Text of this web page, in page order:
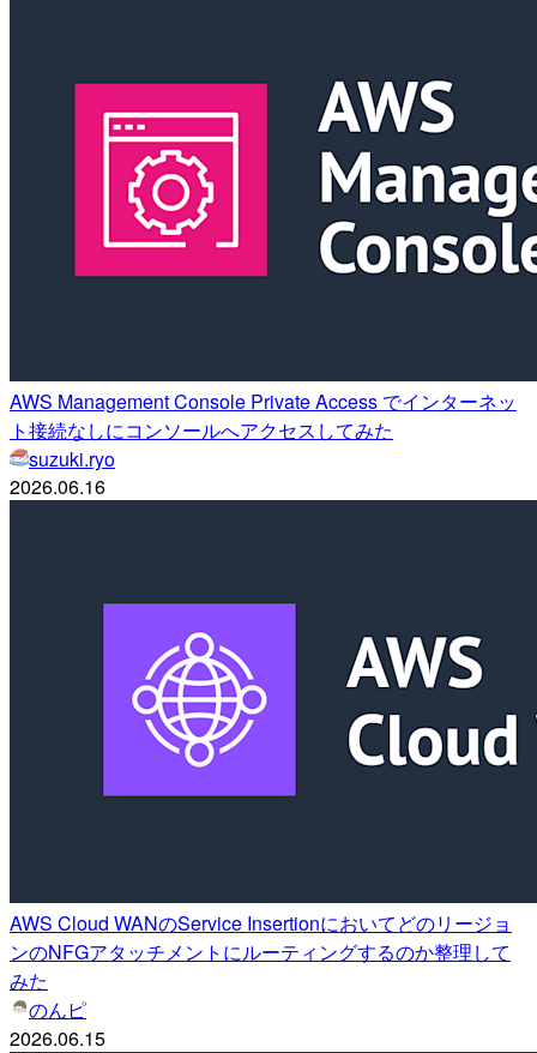
AWS Management Console Private Access でインターネッ
ト接続なしにコンソールへアクセスしてみた
suzuki.ryo
2026.06.16
AWS Cloud WANのService Insertionにおいてどのリージョ
ンのNFGアタッチメントにルーティングするのか整理して
みた
のんピ
2026.06.15